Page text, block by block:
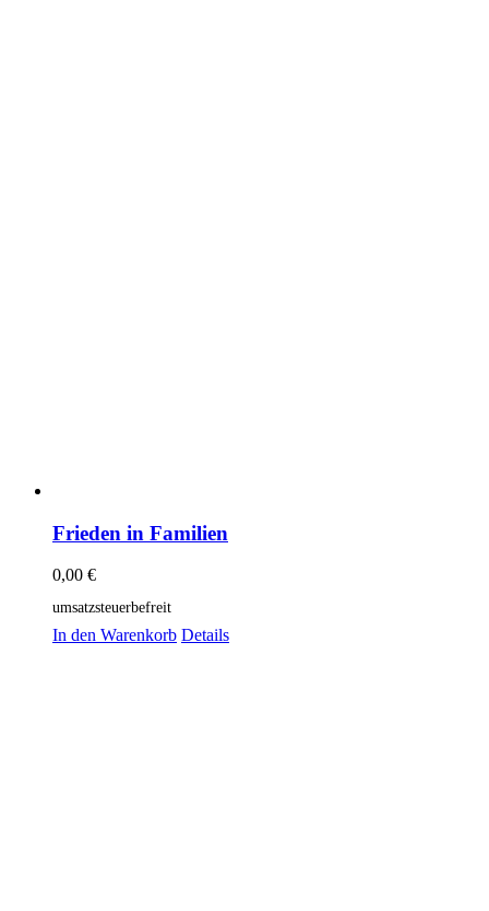
Frieden in Familien
0,00 €
umsatzsteuerbefreit
In den Warenkorb Details